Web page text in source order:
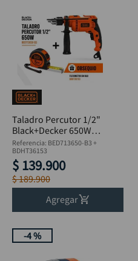
Taladro Percutor 1/2"
Black+Decker 650W
BED713650-B3 +
Flexómetro
Referencia: BED713650-B3 +
BDHT36153
$ 139.900
$189.900
Agregar
-4 %